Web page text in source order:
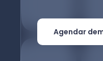
Agendar